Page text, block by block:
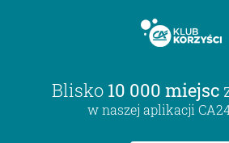
Blisko 10 000 miejsc
w naszej aplikacji